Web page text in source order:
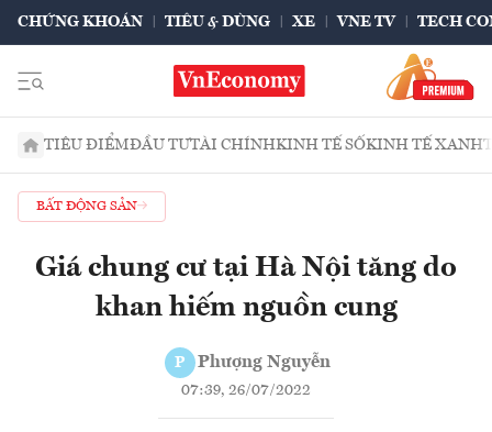
CHỨNG KHOÁN TIÊU & DÙNG XE VNE TV TECH
TIÊU ĐIỂMĐẦU TƯTÀI CHÍNHKINH TẾ SỐKINH TẾ XANH
BẤT ĐỘNG SẢN
Giá chung cư tại Hà Nội tăng do
khan hiếm nguồn cung
P Phượng Nguyễn
07:39, 26/07/2022